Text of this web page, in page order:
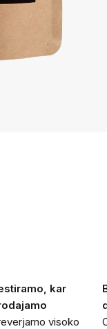
kar
visoko